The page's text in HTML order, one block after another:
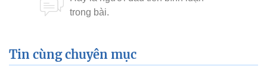
Tin cùng chuyên mục